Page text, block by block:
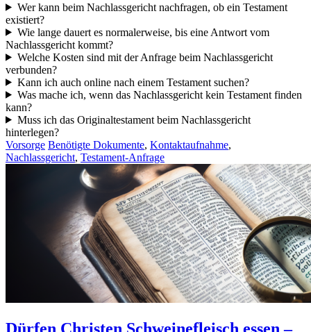
Wer kann beim Nachlassgericht nachfragen, ob ein Testament
existiert?
Wie lange dauert es normalerweise, bis eine Antwort vom
Nachlassgericht kommt?
Welche Kosten sind mit der Anfrage beim Nachlassgericht
verbunden?
Kann ich auch online nach einem Testament suchen?
Was mache ich, wenn das Nachlassgericht kein Testament finden
kann?
Muss ich das Originaltestament beim Nachlassgericht
hinterlegen?
Vorsorge Benötigte Dokumente, Kontaktaufnahme,
Nachlassgericht, Testament-Anfrage
Dürfen Christen Schweinefleisch essen –